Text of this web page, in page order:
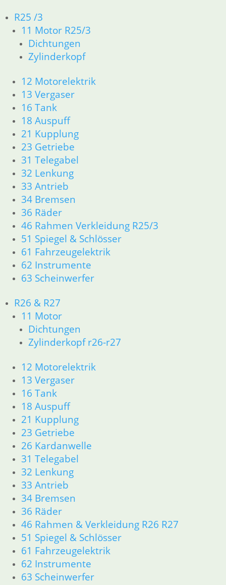
R25 /3
11 Motor R25/3
Dichtungen
Zylinderkopf
12 Motorelektrik
13 Vergaser
16 Tank
18 Auspuff
21 Kupplung
23 Getriebe
31 Telegabel
32 Lenkung
33 Antrieb
34 Bremsen
36 Räder
46 Rahmen Verkleidung R25/3
51 Spiegel & Schlösser
61 Fahrzeugelektrik
62 Instrumente
63 Scheinwerfer
R26 & R27
11 Motor
Dichtungen
Zylinderkopf r26-r27
12 Motorelektrik
13 Vergaser
16 Tank
18 Auspuff
21 Kupplung
23 Getriebe
26 Kardanwelle
31 Telegabel
32 Lenkung
33 Antrieb
34 Bremsen
36 Räder
46 Rahmen & Verkleidung R26 R27
51 Spiegel & Schlösser
61 Fahrzeugelektrik
62 Instrumente
63 Scheinwerfer
Gestänge mit Clip
9,30€
Artikelnummer: 1236741
inkl. MwSt.
In den Warenkorb
Manschette Schaltgestänge
15,50€
Artikelnummer: 1236746
inkl. MwSt.
zzgl. Versandkosten
In den Warenkorb
Kickstarterkeil
11,50€
Artikelnummer: 1056124
inkl. MwSt.
zzgl. Versandkosten
In den Warenkorb
6,95 €
Artikelnummer: 1231572
inkl. MwSt.
In den Warenkorb
Rolle Schaltautomat
7,85€
Artikelnummer: 1231572R
inkl. MwSt.
zzgl.Versandkosten
In den Warenkorb
Dichtring Getriebe
Leerlaufschalter
1,00€
Artikelnummer: 1355262
inkl. MwSt.
zzgl. Versandkosten
In den Warenkorb